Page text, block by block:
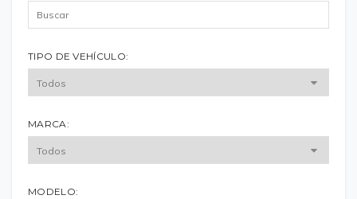
TIPO DE VEHÍCULO:
MARCA:
MODELO: